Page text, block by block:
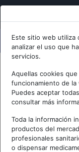
Este sitio web utiliza
analizar el uso que
servicios.
Aquellas cookies
funcionamiento de
Puedes aceptar
consultar más
Toda la información
productos del
profesionales
o dispensar